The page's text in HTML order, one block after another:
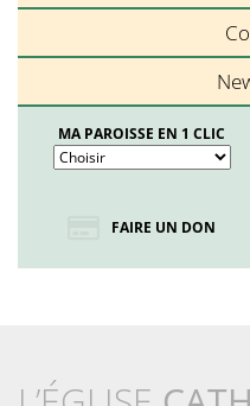
MA PAROISSE EN 1 CLIC
FAIRE UN DON